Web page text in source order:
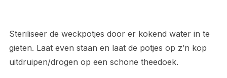
Steriliseer de weckpotjes door er kokend water in te
gieten. Laat even staan en laat de potjes op z’n kop
uitdruipen/drogen op een schone theedoek.